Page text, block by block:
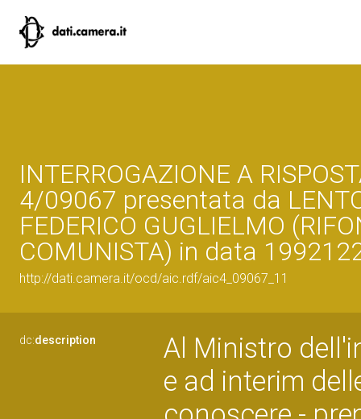
INTERROGAZIONE A
4/09067 presentata da
FEDERICO GUGLIELMO
COMUNISTA) in data
http://dati.camera.it/ocd/aic.rdf/aic4_09067_11
dc:description
Al Ministro
e ad interim